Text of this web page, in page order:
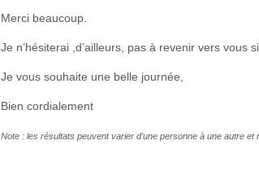
Merci beaucoup.
Je n’hésiterai ,d’ailleurs, pas à revenir vers vous si
Je vous souhaite une belle journée,
Bien cordialement
Note : les résultats peuvent varier d'une personne à une autre